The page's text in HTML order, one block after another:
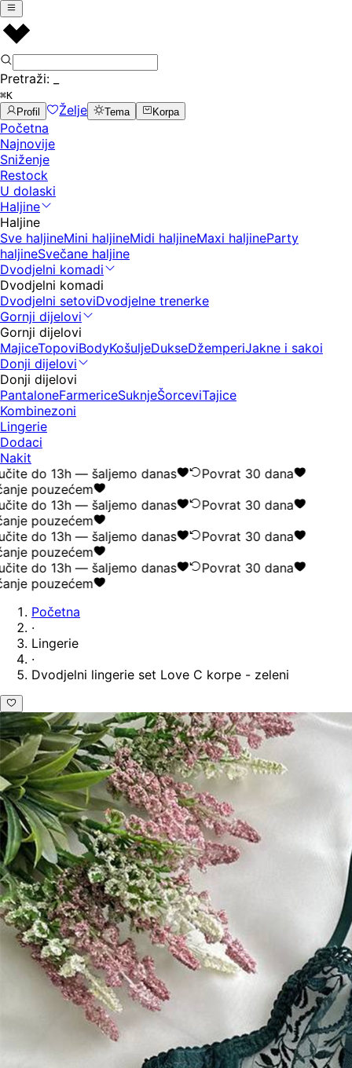
Pretraži:
⌘K
Profil
Želje Tema Korpa
Početna
Najnovije
Sniženje
Restock
U dolaski
Haljine
Haljine
Sve haljineMini haljineMidi haljineMaxi haljineParty
haljineSvečane haljine
Dvodjelni komadi
Dvodjelni komadi
Dvodjelni setoviDvodjelne trenerke
Gornji dijelovi
Gornji dijelovi
MajiceTopoviBodyKošuljeDukseDžemperiJakne i sakoi
Donji dijelovi
Donji dijelovi
PantaloneFarmericeSuknjeŠorceviTajice
Kombinezoni
Lingerie
Dodaci
Nakit
do 13h — šaljemo danas
Povrat 30 dana
pouzećem
do 13h — šaljemo danas
Povrat 30 dana
pouzećem
do 13h — šaljemo danas
Povrat 30 dana
pouzećem
do 13h — šaljemo danas
Povrat 30 dana
pouzećem
Početna
·
Lingerie
·
Dvodjelni lingerie set Love C korpe - zeleni